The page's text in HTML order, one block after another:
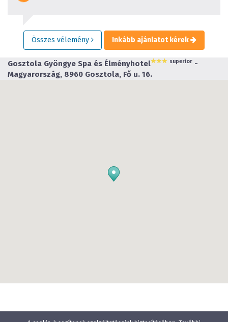
Összes vélemény Inkább ajánlatot kérek
Gosztola Gyöngye Spa és Élményhotel superior -
Magyarország, 8960 Gosztola, Fő u. 16.